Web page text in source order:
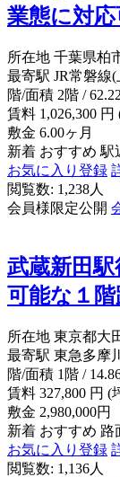
業態に対応
所在地 千葉県柏
最寄駅 JR常磐線
階/面積 2階 /
賃料 1,026,300 円
敷金 6.00ヶ月
新着 おすすめ 駅
お気に入り登録
閲覧数: 1,238人
会員様限定公開
武蔵新田
可能な１階
所在地 東京都大
最寄駅 東急多摩
階/面積 1階 /
賃料 327,800 円 (
敷金 2,980,000円
新着 おすすめ 路
お気に入り登録
閲覧数: 1,136人